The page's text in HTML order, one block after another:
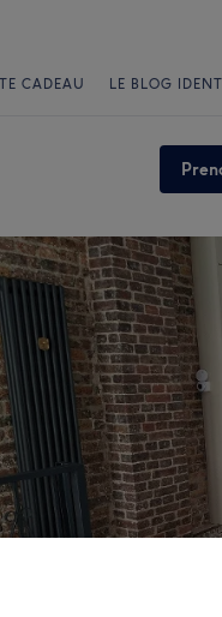
CADEAU LE BLOG